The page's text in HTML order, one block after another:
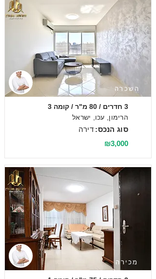
השכרה
3 חדרים / 80 מ"ר / קומה 3
הרימון, עכו, ישראל
דירה סוג הנכס:
₪3,000
מכירה